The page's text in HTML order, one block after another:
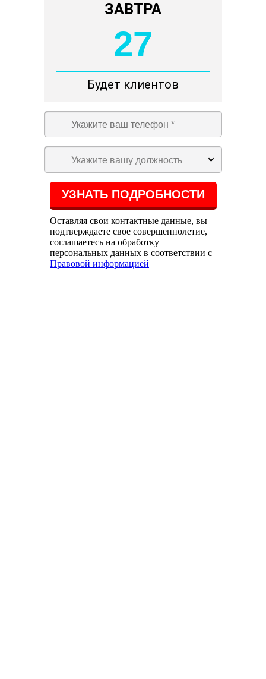
ЗАВТРА
27
Будет клиентов
Укажите вашу должность
Оставляя свои контактные данные, вы
подтверждаете свое совершеннолетие,
соглашаетесь на обработку
персональных данных в соответствии с
Правовой информацией